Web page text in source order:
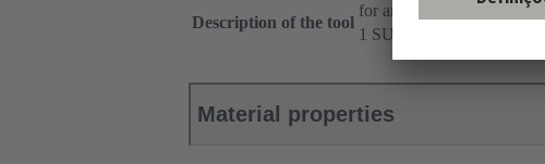
Description of the tool
for angled modules
1 SU Mini Coax Standard
Material properties